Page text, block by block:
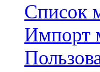
Список
Импорт